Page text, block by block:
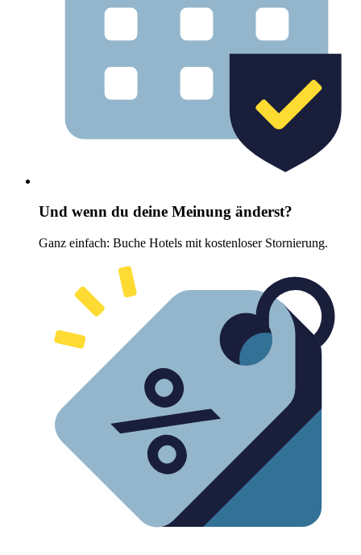
Und wenn du deine Meinung änderst?
Ganz einfach: Buche Hotels mit kostenloser Stornierung.